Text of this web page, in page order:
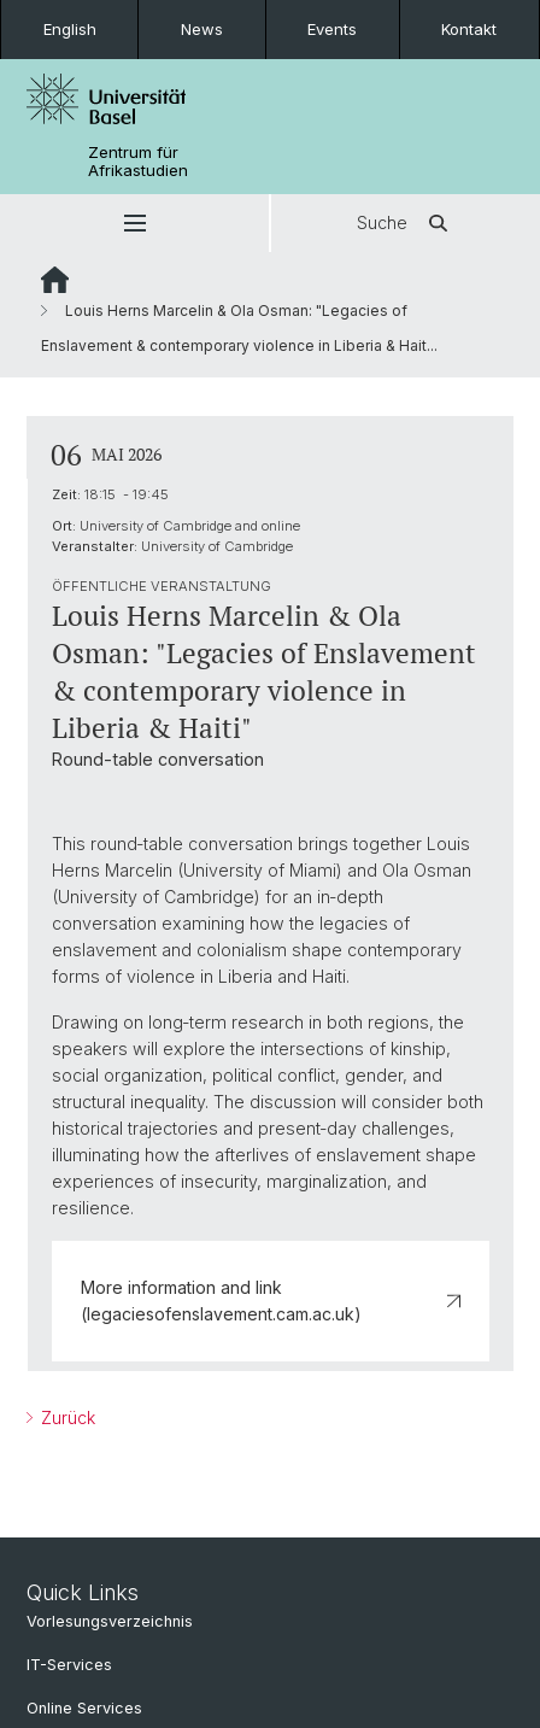
English News Events Kontakt
Zentrum für
Afrikastudien
Suche
Louis Herns Marcelin & Ola Osman: "Legacies of
Enslavement & contemporary violence in Liberia & Hait...
06 MAI 2026
Zeit: 18:15 - 19:45
Ort: University of Cambridge and online
Veranstalter: University of Cambridge
ÖFFENTLICHE VERANSTALTUNG
Louis Herns Marcelin & Ola
Osman: "Legacies of Enslavement
& contemporary violence in
Liberia & Haiti"
Round‑table conversation
This round‑table conversation brings together Louis
Herns Marcelin (University of Miami) and Ola Osman
(University of Cambridge) for an in‑depth
conversation examining how the legacies of
enslavement and colonialism shape contemporary
forms of violence in Liberia and Haiti.
Drawing on long‑term research in both regions, the
speakers will explore the intersections of kinship,
social organization, political conflict, gender, and
structural inequality. The discussion will consider both
historical trajectories and present‑day challenges,
illuminating how the afterlives of enslavement shape
experiences of insecurity, marginalization, and
resilience.
More information and link
(legaciesofenslavement.cam.ac.uk)
Zurück
Quick Links
Vorlesungsverzeichnis
IT-Services
Online Services